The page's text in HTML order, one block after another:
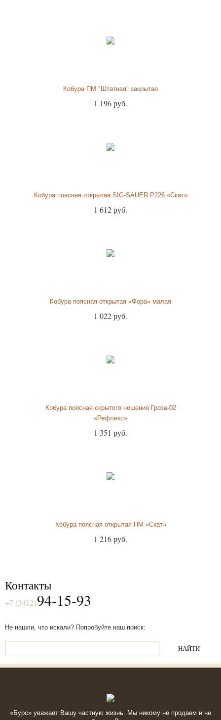
Кобура ПМ "Штатная" закрытая
1 196 руб.
Кобура поясная открытая SIG-SAUER P226 «Скат»
1 612 руб.
Кобура поясная открытая «Фора» малая
1 022 руб.
Кобура поясная скрытого ношения Гроза-02
«Рефлекс»
1 351 руб.
Кобура поясная открытая ПМ «Скат»
1 216 руб.
Контакты
+7 (3412)94-15-93
Не нашли, что искали? Попробуйте наш поиск:
«Бурс» уважает Вашу частную жизнь. Мы никому не продаем и не